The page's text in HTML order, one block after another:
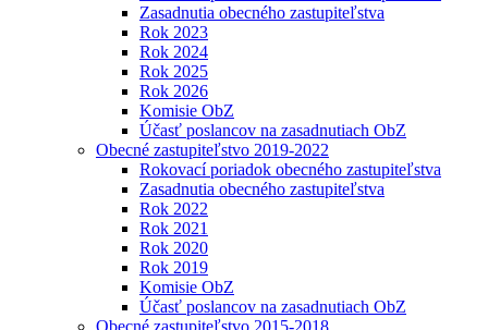
Zasadnutia obecného zastupiteľstva
Rok 2023
Rok 2024
Rok 2025
Rok 2026
Komisie ObZ
Účasť poslancov na zasadnutiach ObZ
Obecné zastupiteľstvo 2019-2022
Rokovací poriadok obecného zastupiteľstva
Zasadnutia obecného zastupiteľstva
Rok 2022
Rok 2021
Rok 2020
Rok 2019
Komisie ObZ
Účasť poslancov na zasadnutiach ObZ
Obecné zastupiteľstvo 2015-2018